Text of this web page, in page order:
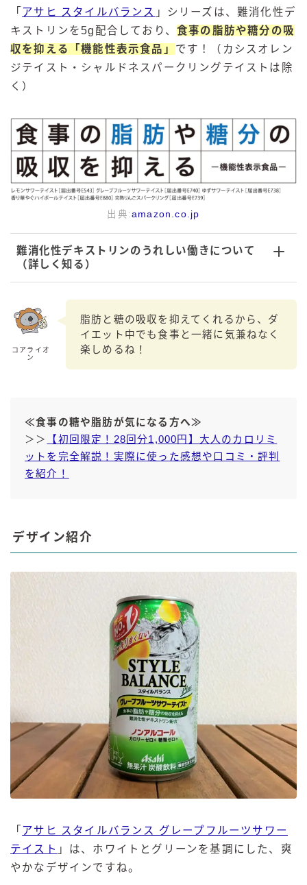
「 アサヒ スタイルバランス 」シリーズは、難消化性デ
キストリンを5g配合しており、 食事の脂肪や糖分の吸
収を抑える「機能性表示食品」 です！（カシスオレン
ジテイスト・シャルドネスパークリングテイストは除
く）
出典:amazon.co.jp
難消化性デキストリンのうれしい働きについて
（詳しく知る）
コアライオ
ン
脂肪と糖の吸収を抑えてくれるから、ダ
イエット中でも食事と一緒に気兼ねなく
楽しめるね！
≪食事の糖や脂肪が気になる方へ≫
＞＞
【初回限定！28回分1,000円】大人のカロリミ
ットを完全解説！実際に使った感想や口コミ・評判
を紹介！
デザイン紹介
「 アサヒ スタイルバランス グレープフルーツサワー
テイスト 」は、ホワイトとグリーンを基調にした、爽
やかなデザインですね。